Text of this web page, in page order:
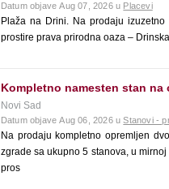
Datum objave Aug 07, 2026 u Placevi
Plaža na Drini. Na prodaju
prostire prava prirodna oaza –
Kompletno namesten stan
Novi Sad
Datum objave Aug 06, 2026 uStanovi -
Na prodaju kompletno opremljen
zgrade sa ukupno 5 stanova, u
pros